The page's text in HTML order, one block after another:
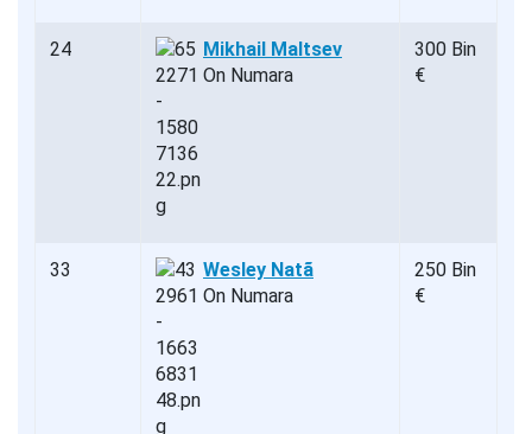
24
Mikhail Maltsev
On Numara
300 Bin
€
33
Wesley Natã
On Numara
250 Bin
€